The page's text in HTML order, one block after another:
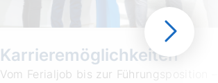
Karrieremöglichkeiten
Vom Ferialjob bis zur Führungsposition
Nächste